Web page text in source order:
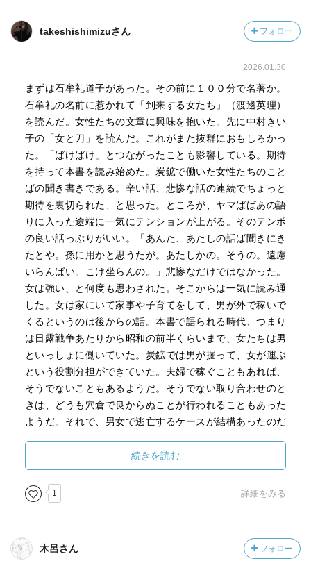
https://www.youtube.com/watch?v=9Qzlk8KO2ls&t=79s
（１９８０年。４５分。鹿児島の温泉宿にて、登場人物４
人。若い男女。4歳の子あり。男は、普通の家族をしたい。
女は、インドに行きたい。温泉宿の老婆……捨て子から旅
役者を経てここへ居ついている。五十台半ばの産婦人科
医……妻子を帝王切開で亡くした。）
https://www.youtube.com/watch?v=IRsDYhGZy90&t=4s
ところでカバーイラストの山本作兵衛
（https://ja.wikipedia.org/wiki/%E5%B1%B1%E6%9C%AC%
E4%BD%9C%E5%85%B5%E8%A1%9B ）についても初め
て知った。
ユネスコの世界記録遺産に日本で初めて登録された素人画
家なのだとか。
・炭鉱描いた山本作兵衛からのメッセージ
（ドキュメンタリー。４８分。のちに映画化。上野英信、
森崎和江も登場。）
https://www.youtube.com/watch?
v=zQ8GOIsq8R0&list=WL&index=75&t=1359s
・ＮＨＫラジオ深夜便 わが心の人・山本作兵衛／熊谷博
子・映像ジャーナリスト
（上記ドキュメンタリーの熊谷さんへのインタビュー。）
（歌と絵。約３分。）
https://www.youtube.com/watch?
v=Wx727SeSddU&list=WL&index=76
■無音の洞
takeshishimizuさん フォロー
2026.01.30
まずは石牟礼道子があった。その前に１００分で名著か。
石牟礼の名前に惹かれて「到来する女たち」（渡邊英理）
を読んだ。女性たちの文章に興味を抱いた。先に中村きい
子の「女と刀」を読んだ。これがまた抜群におもしろかっ
た。「ばけばけ」とつながったことも影響している。期待
を持って本書を読み始めた。炭鉱で働いた女性たちのこと
ばの聞き書きである。辛い話、悲惨な話の連続でちょっと
期待を裏切られた、と思った。ところが、ヤマばばあの語
りに入った途端に一気にテンションが上がる。そのテンポ
の良い話っぷりがいい。「あんた、あたしの話ば聞きにき
たとや。孫に用かと思うたが。あたしかの。そうの。遠慮
いらんばい。こけ坐らんの。」悲惨なだけではなかった。
女は強い、と何度も思わされた。そこからは一気に読み通
した。女は家にいて家事や子育てをして、男が外で稼いで
くるというのは後からの話。本書で語られる時代、つまり
は日露戦争あたりから昭和の前半くらいまで、女たちは男
といっしょに働いていた。炭鉱では男が掘って、女が運ぶ
という役割分担ができていた。夫婦で稼ぐこともあれば、
そうでないこともあるようだ。そうでない取り合わせのと
きは、どうも穴倉で良からぬことが行われることもあった
ようだ。それで、男女で逃亡するケースが結構あったのだ
らと汚れを持ちこむことはできない。したがって、産後や
女性の月のものがあるときは山に入ることはできない。そ
んな迷信がある中、「信心より意志ばい」と言い切る女が
いる。働かなければ食べていけないのだから。事故も頻繁
ったのか。戦後、女性の労働をしばる決まりが世界的にも
できてくる。その流れで、炭鉱に女性が入ることが禁じら
続きを読む
1 詳細をみる
木呂さん フォロー